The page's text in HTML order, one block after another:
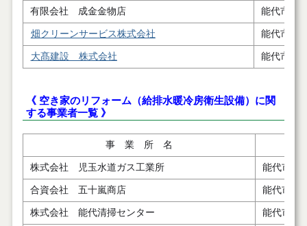
有限会社 成金金物店 能代市二
畑クリーンサービス株式会社 能代市扇
大髙建設 株式会社 能代市落
《 空き家のリフォーム（給排水暖冷房衛生設備）に関
する事業者一覧 》
事 業 所 名
株式会社 児玉水道ガス工業所 能代市字
合資会社 五十嵐商店 能代市二
株式会社 能代清掃センター 能代市河